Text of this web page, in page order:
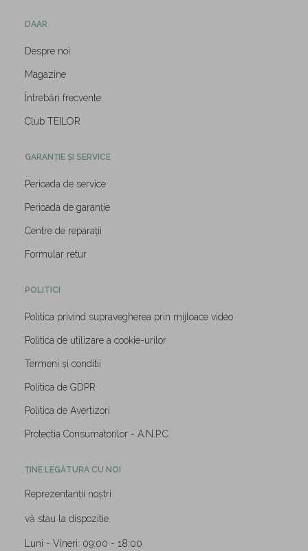
DAAR
Despre noi
Magazine
Întrebări frecvente
Club TEILOR
GARANȚIE ȘI SERVICE
Perioada de service
Perioada de garanție
Centre de reparații
Formular retur
POLITICI
Politica privind supravegherea prin mijloace video
Politica de utilizare a cookie-urilor
Termeni și conditii
Politica de GDPR
Politica de Avertizori
Protectia Consumatorilor - A.N.P.C.
ȚINE LEGĂTURA CU NOI
Reprezentanții noștri
vă stau la dispozitie.
Luni - Vineri: 09:00 - 18:00